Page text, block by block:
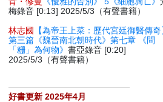
梅錄音 [0:13] 2025/5/3（有聲書籍）
林志國
【為帝王上菜：歷代宮廷御醫傳奇
第三篇《魏晉南北朝時代》第七章 《問
「粣」為何物》書亞錄音 [0:20]
2025/5/3（有聲書籍）
好書更新 2025年4月